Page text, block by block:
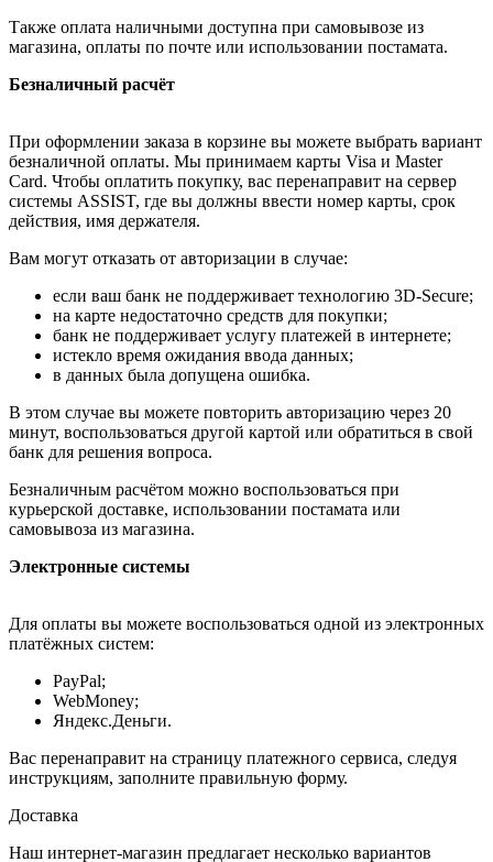
Также оплата наличными доступна при самовывозе из
магазина, оплаты по почте или использовании постамата.
Безналичный расчёт
При оформлении заказа в корзине вы можете выбрать вариант
безналичной оплаты. Мы принимаем карты Visa и Master
Card. Чтобы оплатить покупку, вас перенаправит на сервер
системы ASSIST, где вы должны ввести номер карты, срок
действия, имя держателя.
Вам могут отказать от авторизации в случае:
если ваш банк не поддерживает технологию 3D-Secure;
на карте недостаточно средств для покупки;
банк не поддерживает услугу платежей в интернете;
истекло время ожидания ввода данных;
в данных была допущена ошибка.
В этом случае вы можете повторить авторизацию через 20
минут, воспользоваться другой картой или обратиться в свой
банк для решения вопроса.
Безналичным расчётом можно воспользоваться при
курьерской доставке, использовании постамата или
самовывоза из магазина.
Электронные системы
Для оплаты вы можете воспользоваться одной из электронных
платёжных систем:
PayPal;
WebMoney;
Яндекс.Деньги.
Вас перенаправит на страницу платежного сервиса, следуя
инструкциям, заполните правильную форму.
Доставка
Наш интернет-магазин предлагает несколько вариантов